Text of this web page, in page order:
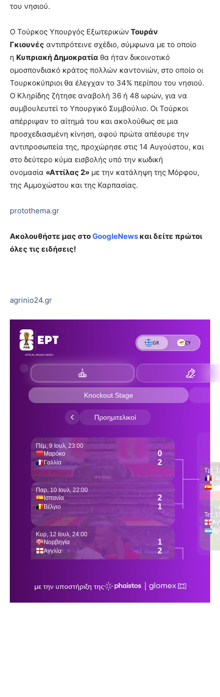
του νησιού.
Ο Τούρκος Υπουργός Εξωτερικών Τουράν
Γκιουνές αντιπρότεινε σχέδιο, σύμφωνα με το οποίο
η Κυπριακή Δημοκρατία θα ήταν δικοινοτικό
ομοσπονδιακό κράτος πολλών καντονιών, στο οποίο οι
Τουρκοκύπριοι θα έλεγχαν το 34% περίπου του νησιού.
Ο Κληρίδης ζήτησε αναβολή 36 ή 48 ωρών, για να
συμβουλευτεί το Υπουργικό Συμβούλιο. Οι Τούρκοι
απέρριψαν το αίτημά του και ακολούθως σε μια
προσχεδιασμένη κίνηση, αφού πρώτα απέσυρε την
αντιπροσωπεία της, προχώρησε στις 14 Αυγούστου, και
στο δεύτερο κύμα εισβολής υπό την κωδική
ονομασία «Αττίλας 2» με την κατάληψη της Μόρφου,
της Αμμοχώστου και της Καρπασίας.
protothema.gr
Ακολουθήστε μας στοGoogleNews και δείτε πρώτοι
όλες τις ειδήσεις!
agrinio24.gr